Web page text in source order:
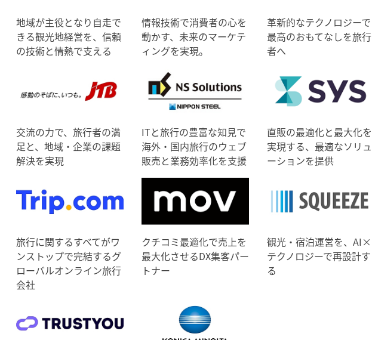
地域が主役となり自走で
きる観光地経営を、信頼
の技術と情熱で支える
情報技術で消費者の心を
動かす、未来のマーケテ
ィングを実現。
革新的なテクノロジーで
最高のおもてなしを旅行
者へ
交流の力で、旅行者の満
足と、地域・企業の課題
解決を実現
ITと旅行の豊富な知見で
海外・国内旅行のウェブ
販売と業務効率化を支援
直販の最適化と最大化を
実現する、最適なソリュ
ーションを提供
旅行に関するすべてがワ
ンストップで完結するグ
ローバルオンライン旅行
会社
クチコミ最適化で売上を
最大化させるDX集客パー
トナー
観光・宿泊運営を、AI×
テクノロジーで再設計す
る